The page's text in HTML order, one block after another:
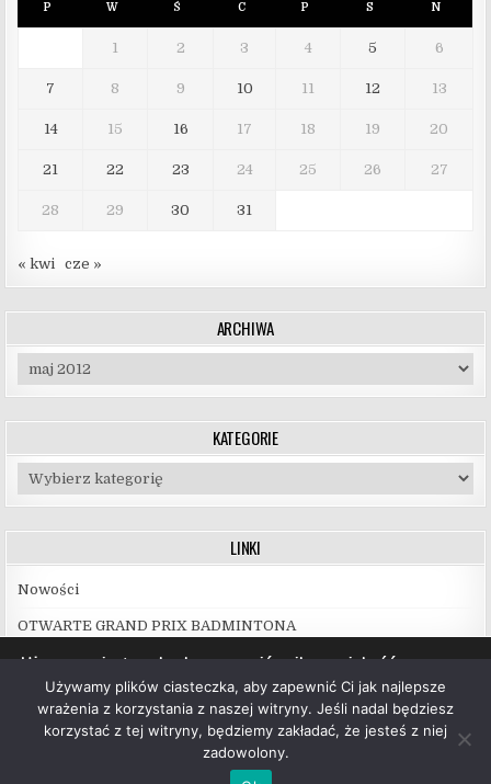
P W Ś C P S N
1 2 3 4 5 6
7 8 9 10 11 12 13
14 15 16 17 18 19 20
21 22 23 24 25 26 27
28 29 30 31
« kwi cze »
ARCHIWA
Archiwa
KATEGORIE
Kategorie
LINKI
Nowości
OTWARTE GRAND PRIX BADMINTONA
Copyright © 2026 UKS Hubal Białystok
Używamy ciasteczek, aby zapewnić najlepszą jakość
korzystania z naszej witryny.
Więcej informacji na temat plików ciasteczka, których
używamy, oraz możliwości ich wyłączenia znajdziesz w
ustawieniach.
Używamy plików ciasteczka, aby zapewnić Ci jak najlepsze
wrażenia z korzystania z naszej witryny. Jeśli nadal będziesz
korzystać z tej witryny, będziemy zakładać, że jesteś z niej
zadowolony.